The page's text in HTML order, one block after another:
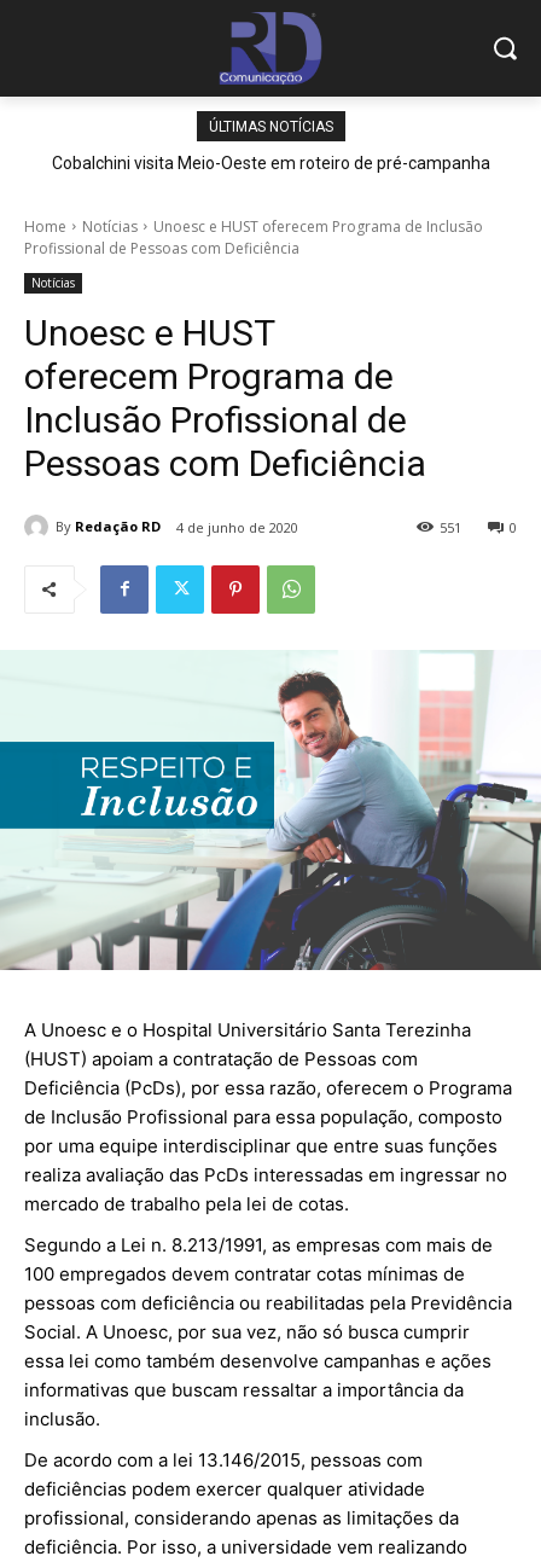
ÚLTIMAS NOTÍCIAS
Cobalchini visita Meio-Oeste em roteiro de pré-campanha
Home Notícias
Unoesc e HUST oferecem Programa de Inclusão
Profissional de Pessoas com Deficiência
Notícias
Unoesc e HUST
oferecem Programa de
Inclusão Profissional de
Pessoas com Deficiência
By Redação RD 4 de junho de 2020 0
551
A Unoesc e o Hospital Universitário Santa Terezinha
(HUST) apoiam a contratação de Pessoas com
Deficiência (PcDs), por essa razão, oferecem o Programa
de Inclusão Profissional para essa população, composto
por uma equipe interdisciplinar que entre suas funções
realiza avaliação das PcDs interessadas em ingressar no
mercado de trabalho pela lei de cotas.
Segundo a Lei n. 8.213/1991, as empresas com mais de
100 empregados devem contratar cotas mínimas de
pessoas com deficiência ou reabilitadas pela Previdência
Social. A Unoesc, por sua vez, não só busca cumprir
essa lei como também desenvolve campanhas e ações
informativas que buscam ressaltar a importância da
inclusão.
De acordo com a lei 13.146/2015, pessoas com
deficiências podem exercer qualquer atividade
profissional, considerando apenas as limitações da
deficiência. Por isso, a universidade vem realizando